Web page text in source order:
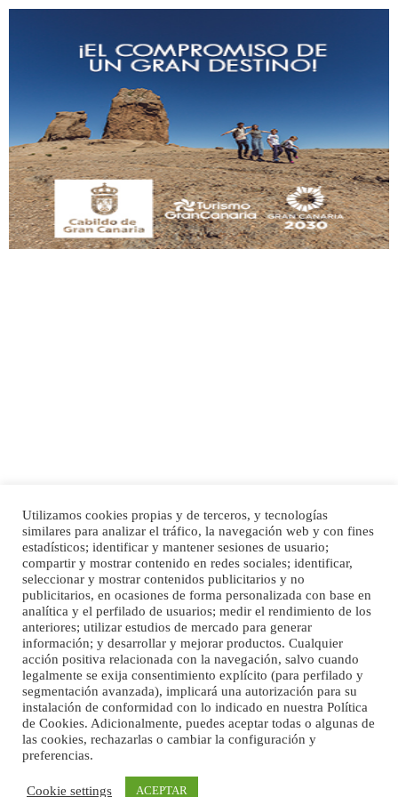
Adopción urgente
Busco adopción responsable para mi perra. Pastor alemán, hembra, 4 años. Por
motivos personales ...
Leales.org » Gran Canaria
6.7.2025
Ninfa perdida
El día 5 se los perdió una ninfa papillera, asustada tiene miedo a la calle, se
perdió por la zon...
Leales.org » Gran Canaria | 6.7.2025
Adopcion
tener. Solo gente r...
Inicio Publicidad
Política de privacidad
Aviso Legal
Cláusula de Cookies
Enlaces de interés
Utilizamos cookies propias y de terceros, y tecnologías
similares para analizar el tráfico, la navegación web y con fines
estadísticos; identificar y mantener sesiones de usuario;
compartir y mostrar contenido en redes sociales; identificar,
seleccionar y mostrar contenidos publicitarios y no
publicitarios, en ocasiones de forma personalizada con base en
analítica y el perfilado de usuarios; medir el rendimiento de los
anteriores; utilizar estudios de mercado para generar
información; y desarrollar y mejorar productos. Cualquier
acción positiva relacionada con la navegación, salvo cuando
legalmente se exija consentimiento explícito (para perfilado y
segmentación avanzada), implicará una autorización para su
instalación de conformidad con lo indicado en nuestra Política
de Cookies. Adicionalmente, puedes aceptar todas o algunas de
las cookies, rechazarlas o cambiar la configuración y
preferencias.
Cookie settings ACEPTAR